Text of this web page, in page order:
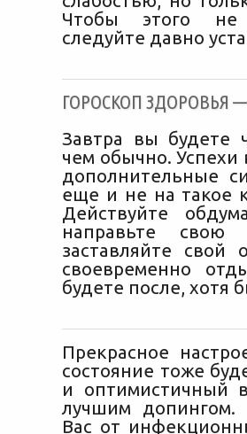
Чтобы этого не
следуйте давно
ГОРОСКОП ЗДОРОВЬЯ
Завтра вы будете
чем обычно. Успехи
дополнительные
еще и не на такое
Действуйте
направьте
заставляйте свой
своевременно
будете после, хотя
Прекрасное
состояние тоже
и оптимистичный
лучшим допингом.
Вас от